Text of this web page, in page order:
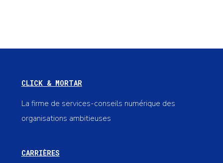
CLICK & MORTAR
La firme de services-conseils numérique des
organisations ambitieuses
CARRIÈRES